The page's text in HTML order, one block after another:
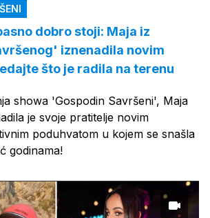
dobro stoji: Maja iz
iznenadila novim
što je radila na terenu
showa 'Gospodin Savršeni', Maja
je svoje pratitelje novim
poduhvatom u kojem se snašla
godinama!